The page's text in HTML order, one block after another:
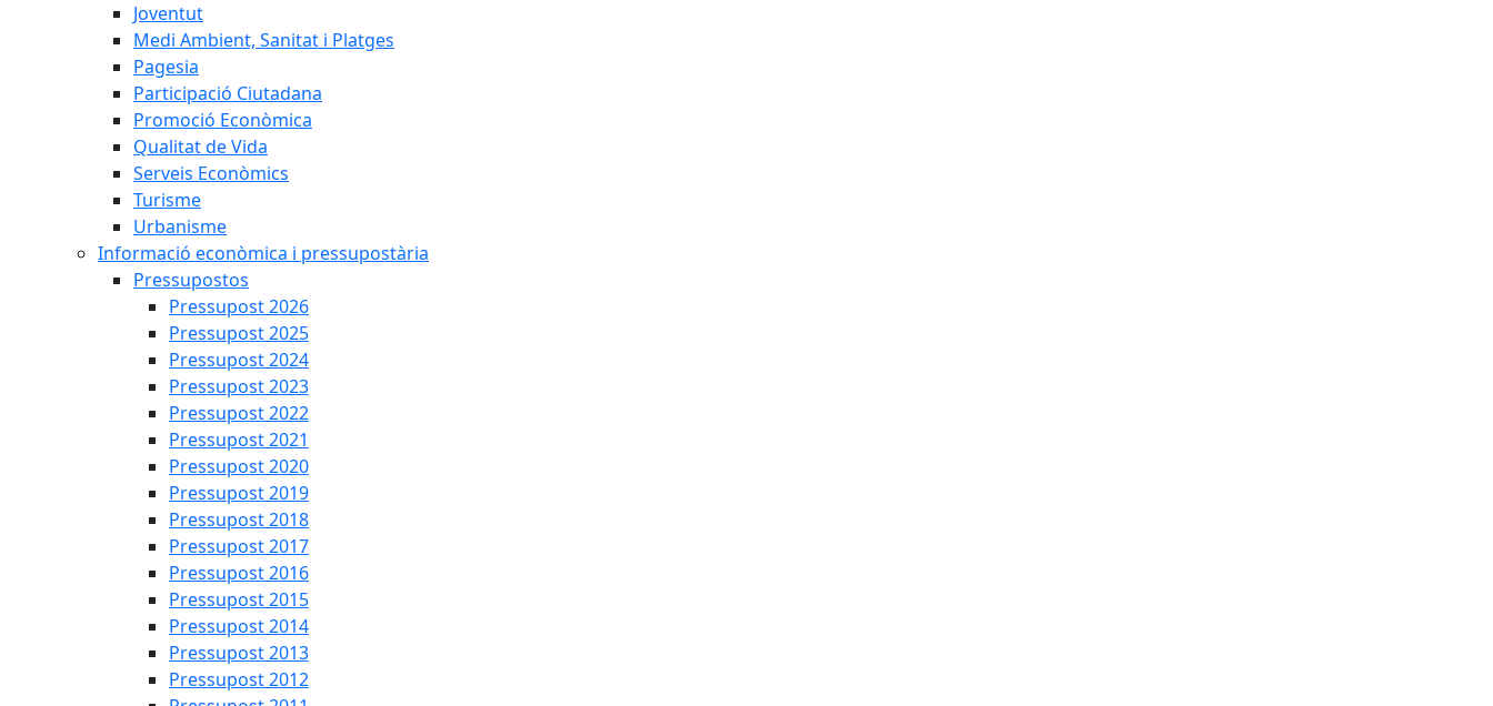
Joventut
Medi Ambient, Sanitat i Platges
Pagesia
Participació Ciutadana
Promoció Econòmica
Qualitat de Vida
Serveis Econòmics
Turisme
Urbanisme
Informació econòmica i pressupostària
Pressupostos
Pressupost 2026
Pressupost 2025
Pressupost 2024
Pressupost 2023
Pressupost 2022
Pressupost 2021
Pressupost 2020
Pressupost 2019
Pressupost 2018
Pressupost 2017
Pressupost 2016
Pressupost 2015
Pressupost 2014
Pressupost 2013
Pressupost 2012